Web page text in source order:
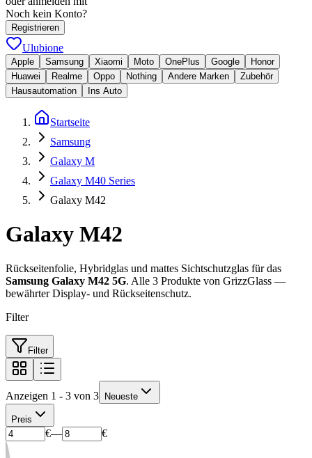
Noch kein Konto?
Registrieren
Ulubione
Apple Samsung Xiaomi Moto OnePlus Google
Honor
Huawei
Realme Oppo Nothing Andere Marken
Zubehör
Hausautomation
Ins Auto
Startseite
Samsung
Galaxy M
Galaxy M40 Series
Galaxy M42
Galaxy M42
Rückseitenfolie, Hybridglas und mattes Sichtschutzglas für das
Samsung Galaxy M42 5G. Alle 3 Produkte von GrizzGlass —
bewährter Display- und Rückseitenschutz.
Filter
Filter
Anzeigen 1 - 3 von 3 Neueste
Preis
€— €